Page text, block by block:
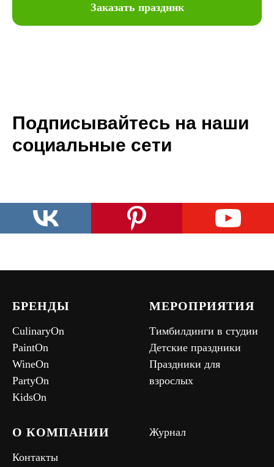
Заказать праздник
Подписывайтесь на наши
социальные сети
БРЕНДЫ
CulinaryOn
PaintOn
WineOn
PartyOn
KidsOn
МЕРОПРИЯТИЯ
Тимбилдинги в студии
Детские праздники
Праздники для
взрослых
О КОМПАНИИ
Контакты
Журнал